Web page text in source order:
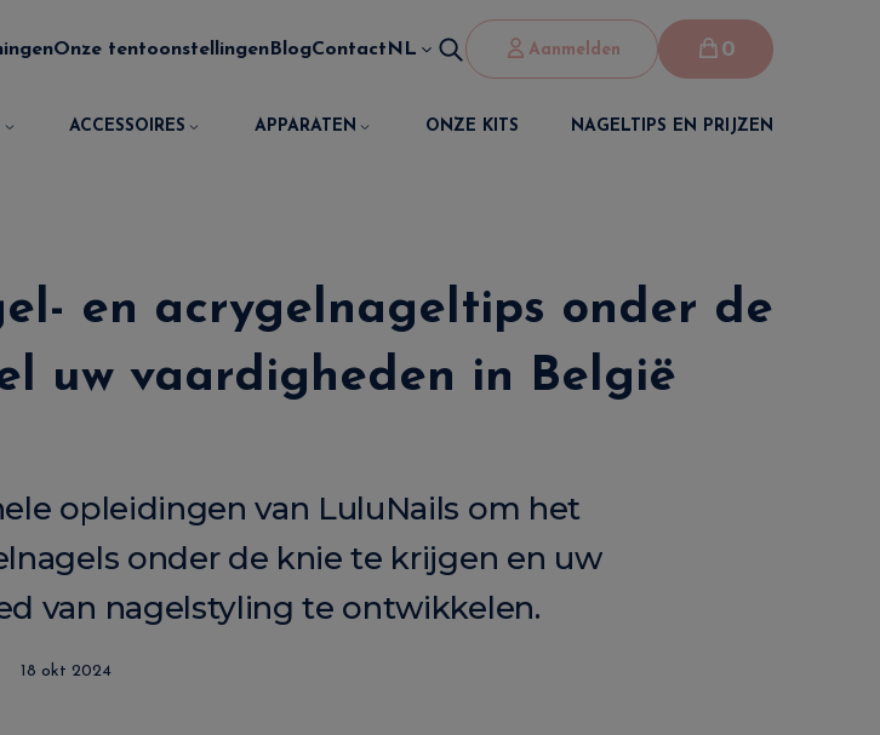
Onze tentoonstellingen BlogContact NL Aanmelden 0
ACCESSOIRES APPARATEN ONZE KITS NAGELTIPS EN PRIJZEN
en acrygelnageltips onder de
uw vaardigheden in België
opleidingen van LuluNails om het
onder de knie te krijgen en uw
van nagelstyling te ontwikkelen.
18 okt 2024